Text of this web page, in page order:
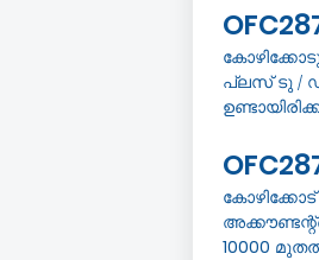
പ്ലസ് ടു /
10000